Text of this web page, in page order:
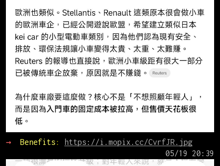
→ Benefits :
https://i.mopix.cc/CvrfJR.jpg